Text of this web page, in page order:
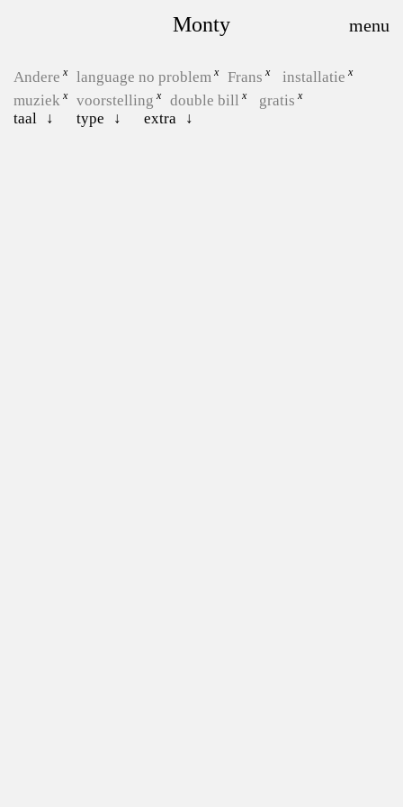
Monty
Andere language no problem Frans
installatie
muziek
voorstelling double bill
gratis
taal
type extra